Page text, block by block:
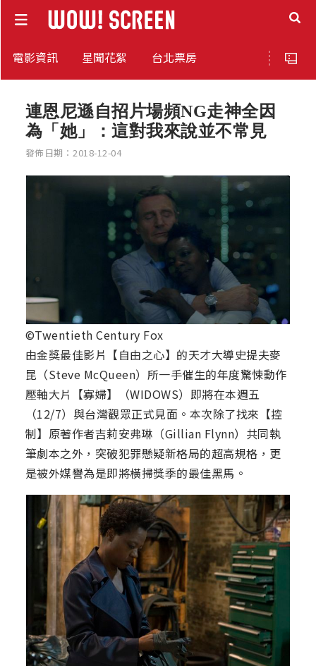
電影資訊 星聞花絮 台北票房
連恩尼遜自招片場頻NG走神全因
為「她」：這對我來說並不常見
發佈日期：2018-12-04
©Twentieth Century Fox
由金獎最佳影片【自由之心】的天才大導史提夫麥
昆（Steve McQueen）所一手催生的年度驚悚動作
壓軸大片【寡婦】（WIDOWS）即將在本週五
（12/7）與台灣觀眾正式見面。本次除了找來【控
制】原著作者吉莉安弗琳（Gillian Flynn）共同執
筆劇本之外，突破犯罪懸疑新格局的超高規格，更
是被外媒譽為是即將橫掃獎季的最佳黑馬。